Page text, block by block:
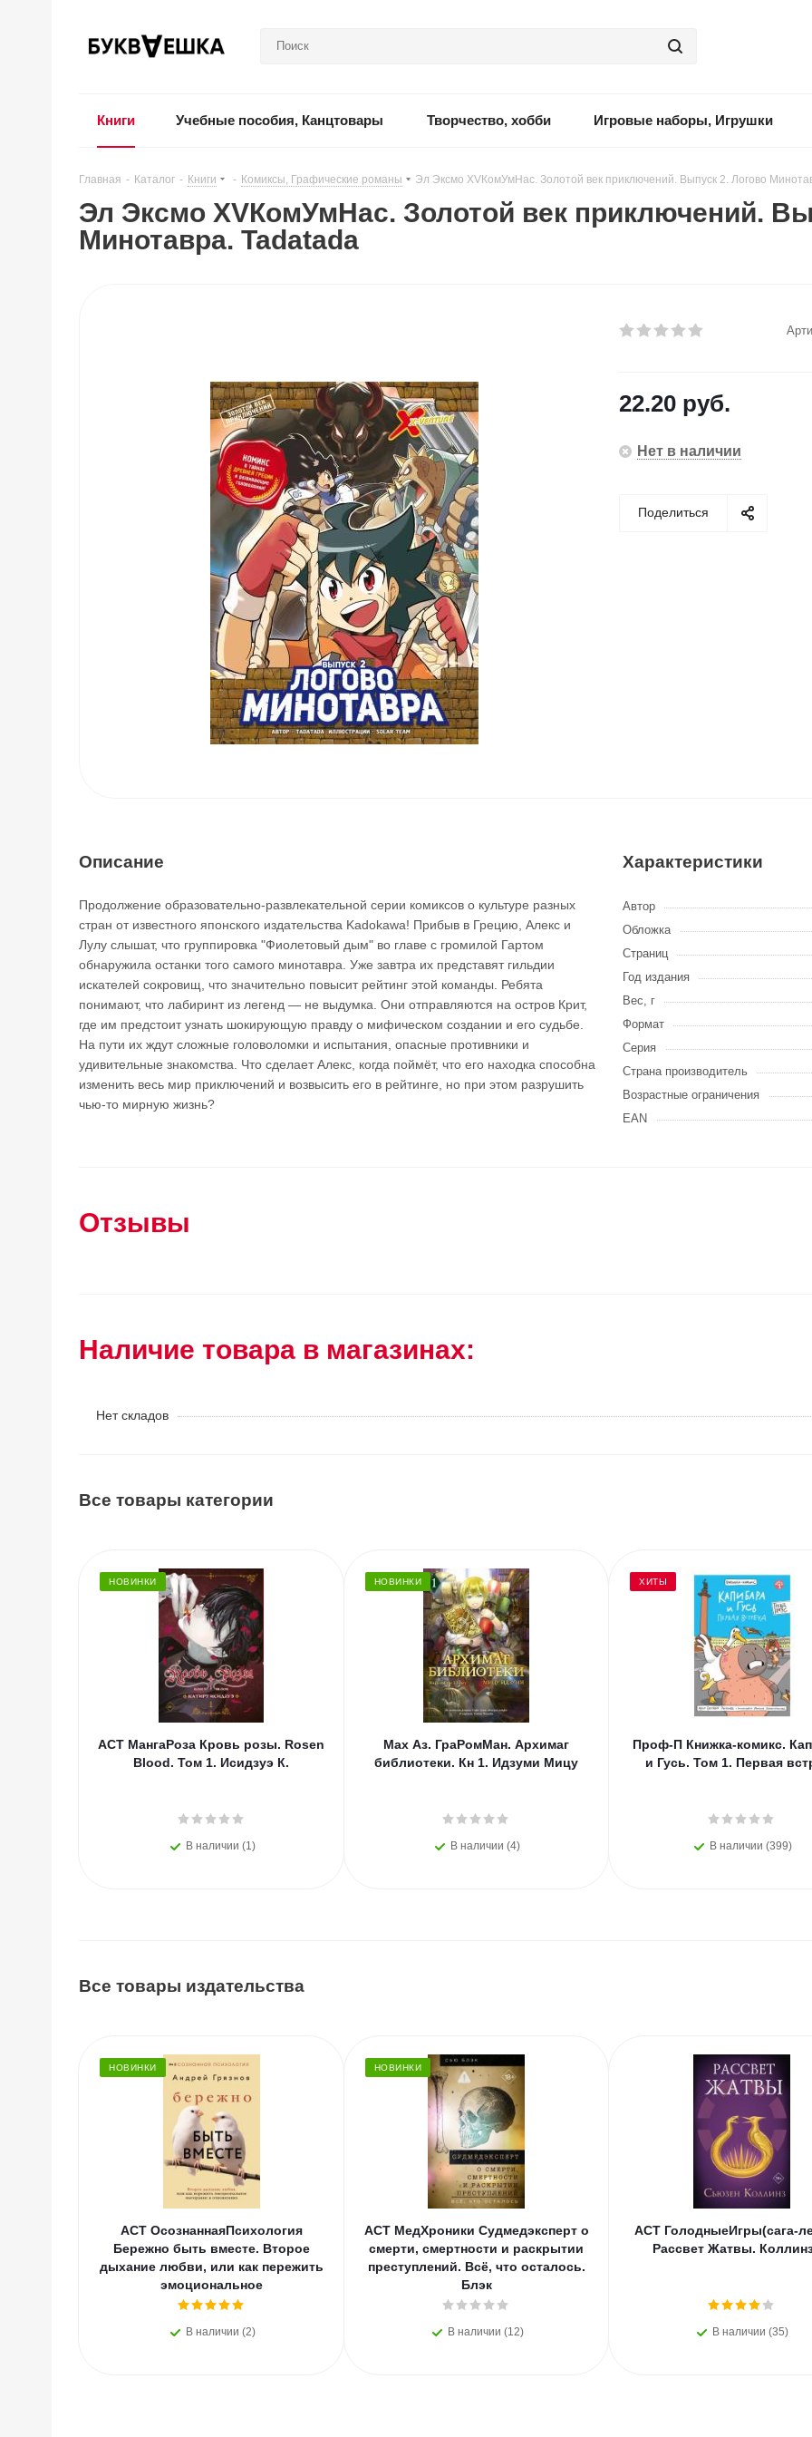
Книги Учебные пособия, Канцтовары Творчество, хобби Игровые наборы, Игрушки
Главная - Каталог - Книги - Комиксы, Графические романы - Эл Эксмо XVКомУмНас. Золотой век приключений. Выпуск 2. Логово
Эл Эксмо XVКомУмНас. Золотой век приключений.
Минотавра. Tadatada
22.20 руб.
Нет в наличии
Поделиться
Описание
Продолжение образовательно-развлекательной серии комиксов о культуре разных
стран от известного японского издательства Kadokawa! Прибыв в Грецию, Алекс и
Лулу слышат, что группировка "Фиолетовый дым" во главе с громилой Гартом
обнаружила останки того самого минотавра. Уже завтра их представят гильдии
искателей сокровищ, что значительно повысит рейтинг этой команды. Ребята
понимают, что лабиринт из легенд — не выдумка. Они отправляются на остров Крит,
где им предстоит узнать шокирующую правду о мифическом создании и его судьбе.
На пути их ждут сложные головоломки и испытания, опасные противники и
удивительные знакомства. Что сделает Алекс, когда поймёт, что его находка способна
изменить весь мир приключений и возвысить его в рейтинге, но при этом разрушить
чью-то мирную жизнь?
Характеристики
Автор
Обложка
Страниц
Год издания
Вес, г
Формат
Серия
Страна производитель
Возрастные ограничения
EAN
Отзывы
Наличие товара в магазинах:
Нет складов
Все товары категории
НОВИНКИ
АСТ МангаРоза Кровь розы. Rosen
Blood. Том 1. Исидзуэ К.
В наличии (1)
НОВИНКИ
Мах Аз. ГраРомМан. Архимаг
библиотеки. Кн 1. Идзуми Мицу
В наличии (4)
ХИТЫ
Проф-П Книжка-комикс.
и Гусь. Том 1. Первая
В наличии (399)
Все товары издательства
НОВИНКИ
АСТ ОсознаннаяПсихология
Бережно быть вместе. Второе
дыхание любви, или как пережить
эмоциональное
В наличии (2)
НОВИНКИ
АСТ МедХроники Судмедэксперт о
смерти, смертности и раскрытии
преступлений. Всё, что осталось.
Блэк
В наличии (12)
АСТ ГолодныеИгры(сага-
Рассвет Жатвы.
В наличии (35)